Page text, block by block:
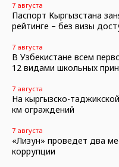
7 августа
Паспорт Кыргызстана
рейтинге – без визы
7 августа
В Узбекистане всем
12 видами школьных
7 августа
На кыргызско-
км ограждений
7 августа
«Лизун» проведет два
коррупции